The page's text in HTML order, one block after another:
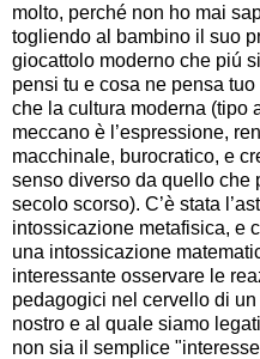
molto, perché non ho mai
togliendo al bambino il suo
giocattolo moderno che piú
pensi tu e cosa ne pensa
che la cultura moderna (tipo
meccano è l’espressione,
macchinale, burocratico, e
senso diverso da quello che
secolo scorso). C’è stata
intossicazione metafisica, e
una intossicazione
interessante osservare le
pedagogici nel cervello di
nostro e al quale siamo
non sia il semplice